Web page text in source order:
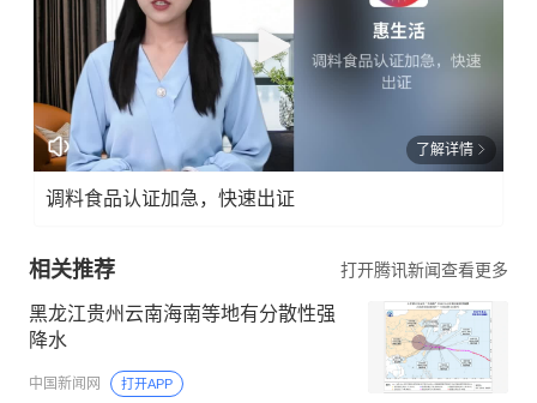
了解详情
调料食品认证加急，快速出证
相关推荐 打开腾讯新闻查看更多
黑龙江贵州云南海南等地有分散性强
降水
中国新闻网 打开APP